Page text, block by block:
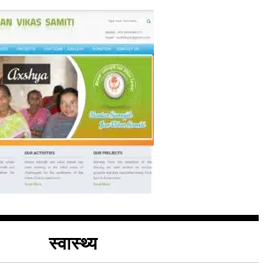
स्वास्थ्य